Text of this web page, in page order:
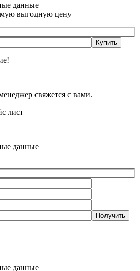
данные
выгодную цену
свяжется с вами.
лист
данные
данные